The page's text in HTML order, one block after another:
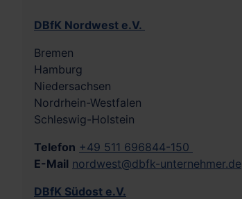
DBfK Nordwest e.V.
Bremen
Hamburg
Niedersachsen
Nordrhein-Westfalen
Schleswig-Holstein
Telefon +49 511 696844-150
E-Mail nordwest@dbfk-unternehmer.de
DBfK Südost e.V.